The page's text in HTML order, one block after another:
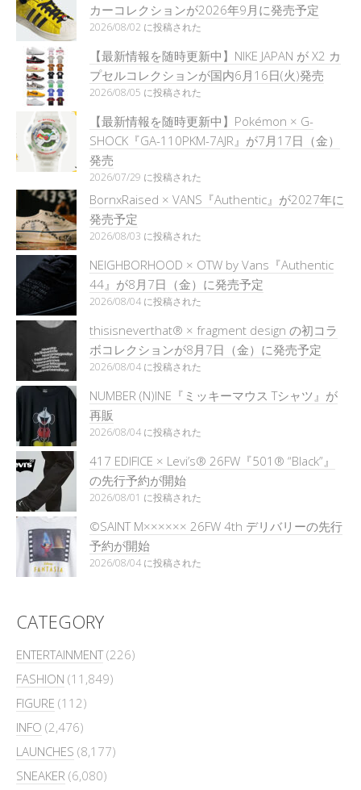
カーコレクションが2026年9月に発売予定
2026/08/02 に投稿された
【最新情報を随時更新中】NIKE JAPAN が X2 カ
プセルコレクションが国内6月16日(火)発売
2026/08/05 に投稿された
【最新情報を随時更新中】Pokémon × G-
SHOCK『GA-110PKM-7AJR』が7月17日（金）
発売
2026/07/29 に投稿された
BornxRaised × VANS『Authentic』が2027年に
発売予定
2026/08/03 に投稿された
NEIGHBORHOOD × OTW by Vans『Authentic
44』が8月7日（金）に発売予定
2026/08/04 に投稿された
thisisneverthat® × fragment design の初コラ
ボコレクションが8月7日（金）に発売予定
2026/08/04 に投稿された
NUMBER (N)INE『ミッキーマウス Tシャツ』が
再販
2026/08/04 に投稿された
417 EDIFICE × Levi’s® 26FW『501®︎ “Black”』
の先行予約が開始
2026/08/01 に投稿された
©SAINT M×××××× 26FW 4th デリバリーの先行
予約が開始
2026/08/04 に投稿された
CATEGORY
ENTERTAINMENT(226)
FASHION (11,849)
FIGURE (112)
INFO (2,476)
LAUNCHES (8,177)
SNEAKER (6,080)